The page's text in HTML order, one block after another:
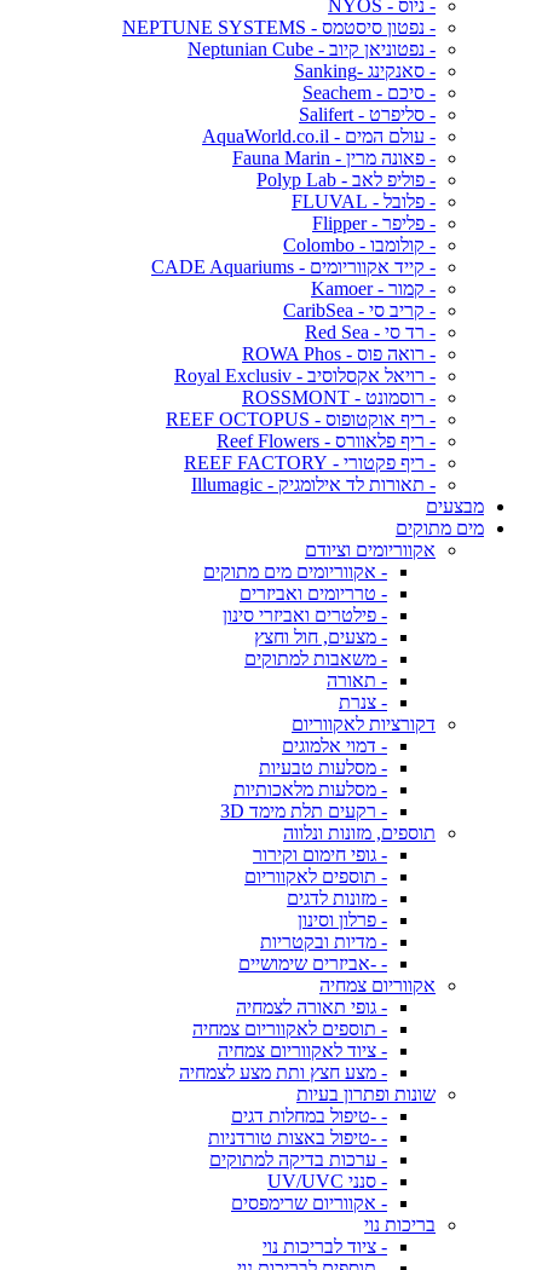
- ניוס - NYOS
- נפטון סיסטמס - NEPTUNE SYSTEMS
- נפטוניאן קיוב - Neptunian Cube
- סאנקינג -Sanking
- סיכם - Seachem
- סליפרט - Salifert
- עולם המים - AquaWorld.co.il
- פאונה מרין - Fauna Marin
- פוליפ לאב - Polyp Lab
- פלובל - FLUVAL
- פליפר - Flipper
- קולומבו - Colombo
- קייד אקווריומים - CADE Aquariums
- קמור - Kamoer
- קריב סי - CaribSea
- רד סי - Red Sea
- רואה פוס - ROWA Phos
- רויאל אקסלוסיב - Royal Exclusiv
- רוסמונט - ROSSMONT
- ריף אוקטופוס - REEF OCTOPUS
- ריף פלאוורס - Reef Flowers
- ריף פקטורי - REEF FACTORY
- תאורות לד אילומגיק - Illumagic
מבצעים
מים מתוקים
אקווריומים וציודם
- אקווריומים מים מתוקים
- טרריומים ואביזרים
- פילטרים ואביזרי סינון
- מצעים, חול וחצץ
- משאבות למתוקים
- תאורה
- צנרת
דקורציות לאקווריום
- דמוי אלמוגים
- מסלעות טבעיות
- מסלעות מלאכותיות
- רקעים תלת מימד 3D
תוספים, מזונות ונלווה
- גופי חימום וקירור
- תוספים לאקווריום
- מזונות לדגים
- פרלון וסינון
- מדיות ובקטריות
- -אביזרים שימושיים
אקווריום צמחיה
- גופי תאורה לצמחיה
- תוספים לאקווריום צמחיה
- ציוד לאקווריום צמחיה
- מצע חצץ ותת מצע לצמחיה
שונות ופתרון בעיות
- -טיפול במחלות דגים
- -טיפול באצות טורדניות
- ערכות בדיקה למתוקים
- סנני UV/UVC
- אקווריום שרימפסים
בריכות נוי
- ציוד לבריכות נוי